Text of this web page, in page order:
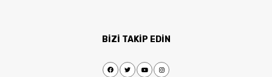
BİZİ TAKİP EDİN